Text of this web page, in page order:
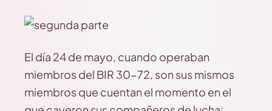
El día 24 de mayo, cuando operaban
miembros del BIR 30-72, son sus mismos
miembros que cuentan el momento en el